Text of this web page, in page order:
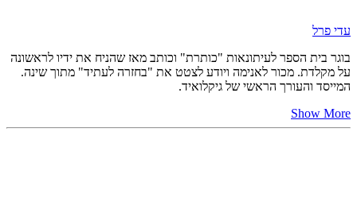
עדי פרל
בוגר בית הספר לעיתונאות "כותרת" וכותב מאז שהניח את ידיו לראשונה
על מקלדת. מכור לאנימה ויודע לצטט את "בחזרה לעתיד" מתוך שינה.
המייסד והעורך הראשי של גיקלואיד.
Show More